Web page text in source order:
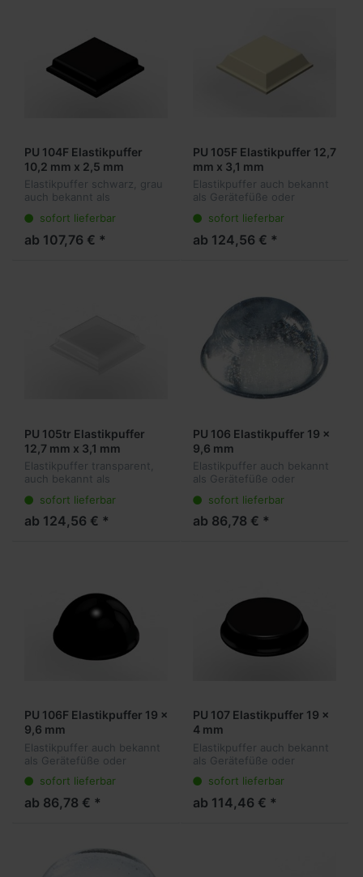
PU 104F Elastikpuffer
10,2 mm x 2,5 mm
Elastikpuffer schwarz, grau
auch bekannt als
Anschlagpuffer sind die
ideale Lösung für viele
Anwendungen. Sie kleben
sofort lieferbar
ab 107,76 € *
PU 105F Elastikpuffer 12,7
mm x 3,1 mm
Elastikpuffer auch bekannt
als Gerätefüße oder
ideale Lösung für viele
Anwendungen. Sie kleben
transparent am Objekt und
sofort lieferbar
ab 124,56 € *
PU 105tr Elastikpuffer
12,7 mm x 3,1 mm
Elastikpuffer transparent,
auch bekannt als
Anschlagpuffer sind die
ideale Lösung für viele
Anwendungen. Sie kleben
sofort lieferbar
ab 124,56 € *
PU 106 Elastikpuffer 19 x
9,6 mm
Elastikpuffer auch bekannt
als Gerätefüße oder
ideale Lösung für viele
Anwendungen. Sie kleben
transparent am Objekt und
sofort lieferbar
ab 86,78 € *
PU 106F Elastikpuffer 19 x
9,6 mm
Elastikpuffer auch bekannt
als Gerätefüße oder
ideale Lösung für viele
Anwendungen. Sie kleben
transparent am Objekt und
sofort lieferbar
ab 86,78 € *
PU 107 Elastikpuffer 19 x
4 mm
Elastikpuffer auch bekannt
als Gerätefüße oder
ideale Lösung für viele
Anwendungen. Sie kleben
transparent am Objekt und
sofort lieferbar
ab 114,46 € *